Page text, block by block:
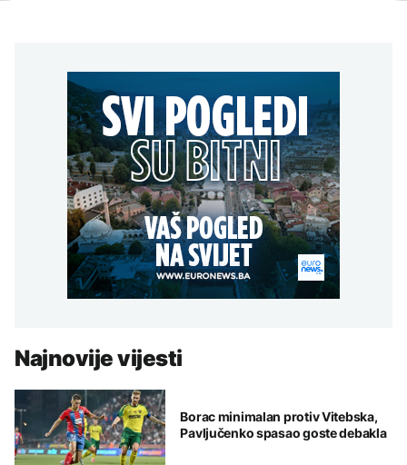
Najnovije vijesti
Borac minimalan protiv Vitebska,
Pavljučenko spasao goste debakla